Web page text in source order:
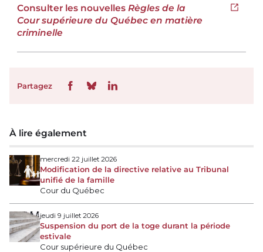
Consulter les nouvelles Règles de la
Cour supérieure du Québec en matière
criminelle
Ouvrir
Partagez
À lire également
mercredi 22 juillet 2026
Modification de la directive relative au Tribunal
unifié de la famille
Cour du Québec
jeudi 9 juillet 2026
Suspension du port de la toge durant la période
estivale
Cour supérieure du Québec